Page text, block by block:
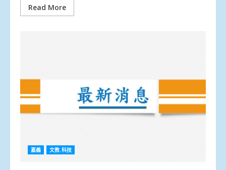
Read More
嘉義 文教.科技